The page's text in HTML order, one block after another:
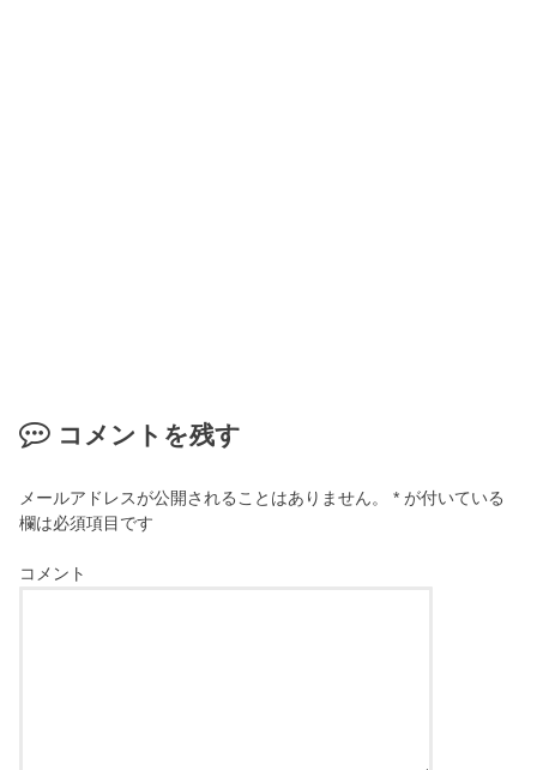
コメントを残す
メールアドレスが公開されることはありません。 * が付いている
欄は必須項目です
コメント